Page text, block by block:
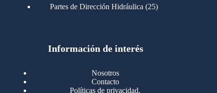
Partes de Dirección Hidráulica 2525
Motores Cummins 723
Cummins B/C 855
Cummins ISF
Información de interés
Nosotros
Contacto
Políticas de privacidad.